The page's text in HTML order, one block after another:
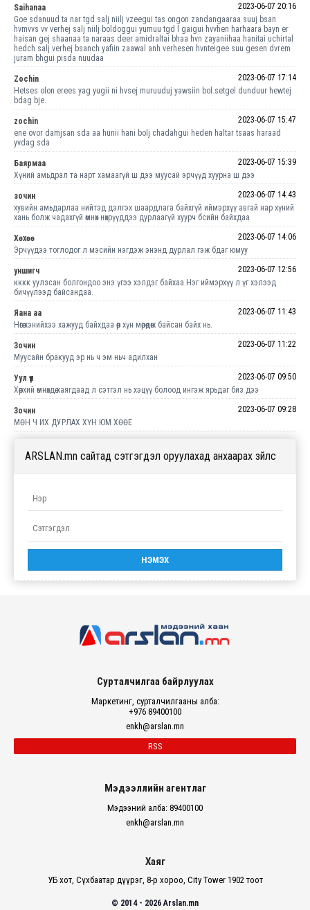
Saihanaa
2023-06-07 20:16
Goe sdanuud ta nar tgd salj niilj vzeegui tas ongon zandangaaraa suuj bsan
hvmvvs vv verhej salj niilj boldoggui yumuu tgd l gaigui hvvhen harhaara bayn er
haisan gej shaanaa ta naraas deer amidraltai bhaa hvn zayaniihaa hanitai uchirtal
hedch salj verhej bsanch yafiin zaawal anh verhesen hvnteigee suu gesen dvrem
juram bhgui pisda nuudaa
Zochin
2023-06-07 17:14
Hetses olon erees yag yugii ni hvsej muruuduj yawsiin bol.setgel dunduur hewtej
bdag bje.
zochin
2023-06-07 15:47
ene ovor damjsan sda aa hunii hani bolj chadahgui heden haltar tsaas haraad
yvdag sda
Баярмаа
2023-06-07 15:39
Хүний амьдрал та нарт хамаагүй ш дээ муусай эрчүүд хуурна ш дээ
зочин
2023-06-07 14:43
хувийн амьдарлаа нийтэд дэлгэх шаардлага байхгүй иймэрхүү авгай нар хүний
хань болж чадахгүй өмнөх нөхрүүддээ дурлаагүй хуурч бсийн байхдаа
Хөхөө
2023-06-07 14:06
Эрчүүдээ тоглодог л мэсийн нэгдэж энэнд дурлал гэж бдаг юмуу
уншигч
2023-06-07 12:56
кккк уулзсан болгондоо энэ үгээ хэлдэг байхаа.Нэг иймэрхүү л үг хэлээд
бичүүлээд байсандаа.
Яана аа
2023-06-07 11:43
Нөгөө хэнийхээ хажууд байхдаа өөр хүн мөрөөдөж байсан байх нь.
Зочин
2023-06-07 11:22
Муусайн бракууд эр нь ч эм ньч адилхан
Уул үүл
2023-06-07 09:50
Хөөрхий өмнөхдөө хаягдаад л сэтгэл нь хэцүү болоод ингэж ярьдаг биз дээ
Зочин
2023-06-07 09:28
МӨН Ч ИХ ДУРЛАХ ХҮН ЮМ ХӨӨЕ
ARSLAN.mn сайтад сэтгэгдэл оруулахад анхаарах зүйлс
Сурталчилгаа байрлуулах
Маркетинг, сурталчилгааны алба:
+976 89400100
enkh@arslan.mn
RSS
Мэдээллийн агентлаг
Мэдээний алба: 89400100
enkh@arslan.mn
Хаяг
УБ хот, Сүхбаатар дүүрэг, 8-р хороо, City Tower 1902 тоот
© 2014 - 2026 Arslan.mn